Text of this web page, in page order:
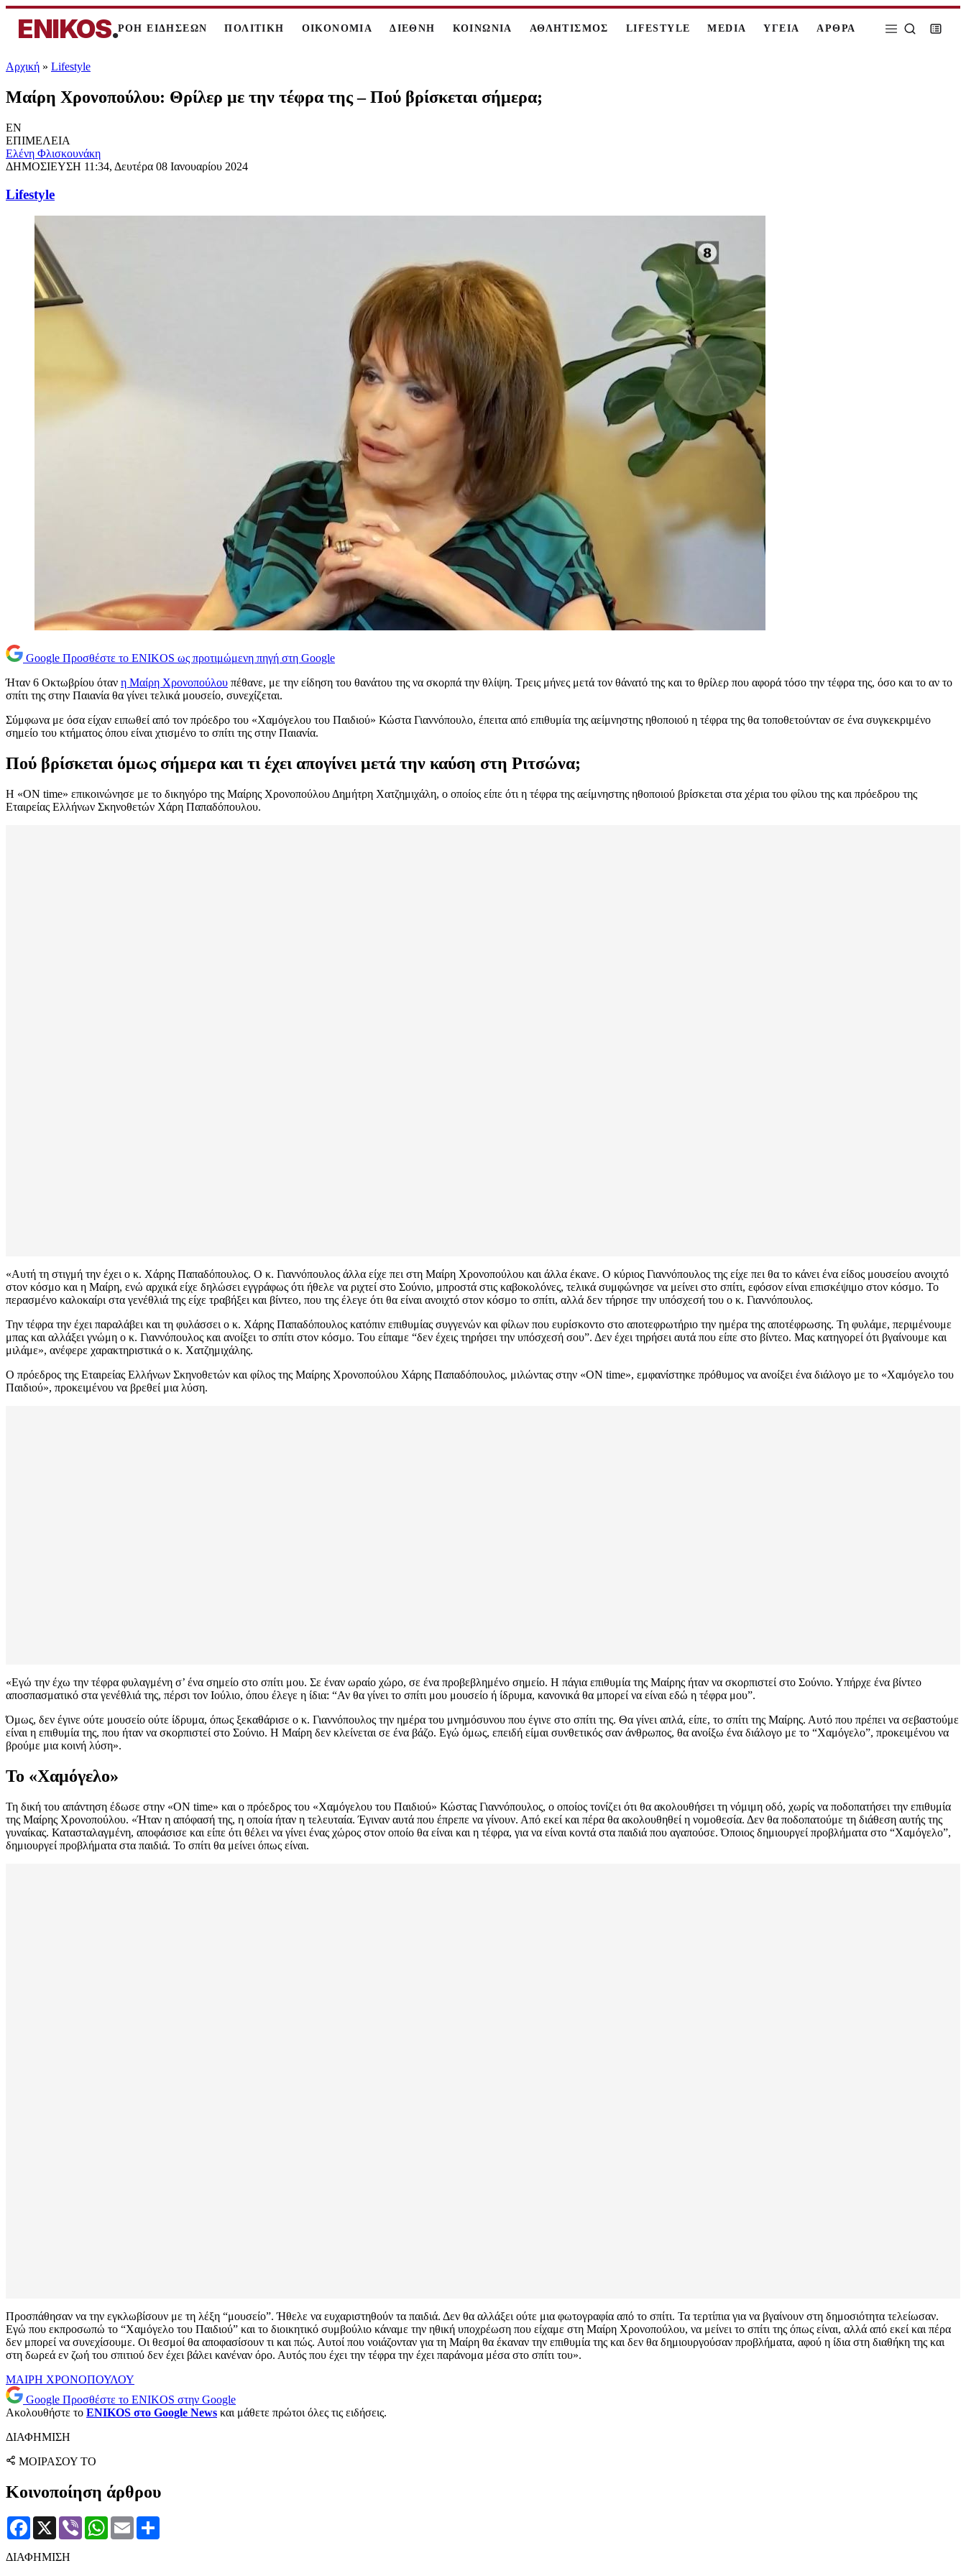
ENIKOS.ΡΟΗ ΕΙΔΗΣΕΩΝ ΠΟΛΙΤΙΚΗ ΟΙΚΟΝΟΜΙΑ ΔΙΕΘΝΗ ΚΟΙΝΩΝΙΑ ΑΘΛΗΤΙΣΜΟΣ LIFESTYLE MEDIA ΥΓΕΙΑ ΑΡΘΡΑ
Αρχική » Lifestyle
Μαίρη Χρονοπούλου: Θρίλερ με την τέφρα της – Πού βρίσκεται σήμερα;
EN
ΕΠΙΜΕΛΕΙΑ
Ελένη Φλισκουνάκη
ΔΗΜΟΣΙΕΥΣΗ 11:34, Δευτέρα 08 Ιανουαρίου 2024
Lifestyle
Google Προσθέστε το ENIKOS ως προτιμώμενη πηγή στη Google
Ήταν 6 Οκτωβρίου όταν η Μαίρη Χρονοπούλου πέθανε, με την είδηση του θανάτου της να σκορπά την θλίψη. Τρεις μήνες μετά τον θάνατό της και το θρίλερ που αφορά τόσο την τέφρα της, όσο και το αν το
σπίτι της στην Παιανία θα γίνει τελικά μουσείο, συνεχίζεται.
Σύμφωνα με όσα είχαν ειπωθεί από τον πρόεδρο του «Χαμόγελου του Παιδιού» Κώστα Γιαννόπουλο, έπειτα από επιθυμία της αείμνηστης ηθοποιού η τέφρα της θα τοποθετούνταν σε ένα συγκεκριμένο
σημείο του κτήματος όπου είναι χτισμένο το σπίτι της στην Παιανία.
Πού βρίσκεται όμως σήμερα και τι έχει απογίνει μετά την καύση στη Ριτσώνα;
Η «ON time» επικοινώνησε με το δικηγόρο της Μαίρης Χρονοπούλου Δημήτρη Χατζημιχάλη, ο οποίος είπε ότι η τέφρα της αείμνηστης ηθοποιού βρίσκεται στα χέρια του φίλου της και πρόεδρου της
Εταιρείας Ελλήνων Σκηνοθετών Χάρη Παπαδόπουλου.
«Αυτή τη στιγμή την έχει ο κ. Χάρης Παπαδόπουλος. Ο κ. Γιαννόπουλος άλλα είχε πει στη Μαίρη Χρονοπούλου και άλλα έκανε. Ο κύριος Γιαννόπουλος της είχε πει θα το κάνει ένα είδος μουσείου ανοιχτό
στον κόσμο και η Μαίρη, ενώ αρχικά είχε δηλώσει εγγράφως ότι ήθελε να ριχτεί στο Σούνιο, μπροστά στις καβοκολόνες, τελικά συμφώνησε να μείνει στο σπίτι, εφόσον είναι επισκέψιμο στον κόσμο. Το
περασμένο καλοκαίρι στα γενέθλιά της είχε τραβήξει και βίντεο, που της έλεγε ότι θα είναι ανοιχτό στον κόσμο το σπίτι, αλλά δεν τήρησε την υπόσχεσή του ο κ. Γιαννόπουλος.
Την τέφρα την έχει παραλάβει και τη φυλάσσει ο κ. Χάρης Παπαδόπουλος κατόπιν επιθυμίας συγγενών και φίλων που ευρίσκοντο στο αποτεφρωτήριο την ημέρα της αποτέφρωσης. Τη φυλάμε, περιμένουμε
μπας και αλλάξει γνώμη ο κ. Γιαννόπουλος και ανοίξει το σπίτι στον κόσμο. Του είπαμε “δεν έχεις τηρήσει την υπόσχεσή σου”. Δεν έχει τηρήσει αυτά που είπε στο βίντεο. Μας κατηγορεί ότι βγαίνουμε και
μιλάμε», ανέφερε χαρακτηριστικά ο κ. Χατζημιχάλης.
Ο πρόεδρος της Εταιρείας Ελλήνων Σκηνοθετών και φίλος της Μαίρης Χρονοπούλου Χάρης Παπαδόπουλος, μιλώντας στην «ΟΝ time», εμφανίστηκε πρόθυμος να ανοίξει ένα διάλογο με το «Χαμόγελο του
Παιδιού», προκειμένου να βρεθεί μια λύση.
«Εγώ την έχω την τέφρα φυλαγμένη σ’ ένα σημείο στο σπίτι μου. Σε έναν ωραίο χώρο, σε ένα προβεβλημένο σημείο. Η πάγια επιθυμία της Μαίρης ήταν να σκορπιστεί στο Σούνιο. Υπήρχε ένα βίντεο
αποσπασματικό στα γενέθλιά της, πέρσι τον Ιούλιο, όπου έλεγε η ίδια: “Αν θα γίνει το σπίτι μου μουσείο ή ίδρυμα, κανονικά θα μπορεί να είναι εδώ η τέφρα μου”.
Όμως, δεν έγινε ούτε μουσείο ούτε ίδρυμα, όπως ξεκαθάρισε ο κ. Γιαννόπουλος την ημέρα του μνημόσυνου που έγινε στο σπίτι της. Θα γίνει απλά, είπε, το σπίτι της Μαίρης. Αυτό που πρέπει να σεβαστούμε
είναι η επιθυμία της, που ήταν να σκορπιστεί στο Σούνιο. Η Μαίρη δεν κλείνεται σε ένα βάζο. Εγώ όμως, επειδή είμαι συνθετικός σαν άνθρωπος, θα ανοίξω ένα διάλογο με το “Χαμόγελο”, προκειμένου να
βρούμε μια κοινή λύση».
To «Χαμόγελο»
Τη δική του απάντηση έδωσε στην «ΟΝ time» και ο πρόεδρος του «Χαμόγελου του Παιδιού» Κώστας Γιαννόπουλος, ο οποίος τονίζει ότι θα ακολουθήσει τη νόμιμη οδό, χωρίς να ποδοπατήσει την επιθυμία
της Μαίρης Χρονοπούλου. «Ήταν η απόφασή της, η οποία ήταν η τελευταία. Έγιναν αυτά που έπρεπε να γίνουν. Από εκεί και πέρα θα ακολουθηθεί η νομοθεσία. Δεν θα ποδοπατούμε τη διάθεση αυτής της
γυναίκας. Κατασταλαγμένη, αποφάσισε και είπε ότι θέλει να γίνει ένας χώρος στον οποίο θα είναι και η τέφρα, για να είναι κοντά στα παιδιά που αγαπούσε. Όποιος δημιουργεί προβλήματα στο “Χαμόγελο”,
δημιουργεί προβλήματα στα παιδιά. Το σπίτι θα μείνει όπως είναι.
Προσπάθησαν να την εγκλωβίσουν με τη λέξη “μουσείο”. Ήθελε να ευχαριστηθούν τα παιδιά. Δεν θα αλλάξει ούτε μια φωτογραφία από το σπίτι. Τα τερτίπια για να βγαίνουν στη δημοσιότητα τελείωσαν.
Εγώ που εκπροσωπώ το “Χαμόγελο του Παιδιού” και το διοικητικό συμβούλιο κάναμε την ηθική υποχρέωση που είχαμε στη Μαίρη Χρονοπούλου, να μείνει το σπίτι της όπως είναι, αλλά από εκεί και πέρα
δεν μπορεί να συνεχίσουμε. Οι θεσμοί θα αποφασίσουν τι και πώς. Αυτοί που νοιάζονταν για τη Μαίρη θα έκαναν την επιθυμία της και δεν θα δημιουργούσαν προβλήματα, αφού η ίδια στη διαθήκη της και
στη δωρεά εν ζωή του σπιτιού δεν έχει βάλει κανέναν όρο. Αυτός που έχει την τέφρα την έχει παράνομα μέσα στο σπίτι του».
ΜΑΙΡΗ ΧΡΟΝΟΠΟΥΛΟΥ
Google Προσθέστε το ENIKOS στην Google
Ακολουθήστε το ENIKOS στο Google News και μάθετε πρώτοι όλες τις ειδήσεις.
ΔΙΑΦΗΜΙΣΗ
ΜΟΙΡΑΣΟΥ ΤΟ
Κοινοποίηση άρθρου
Facebook
X Viber WhatsApp
Email
ΔΙΑΦΗΜΙΣΗ